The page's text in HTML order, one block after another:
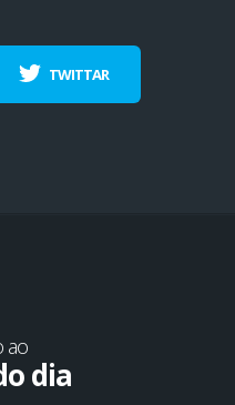
TWITTAR
ao
dia